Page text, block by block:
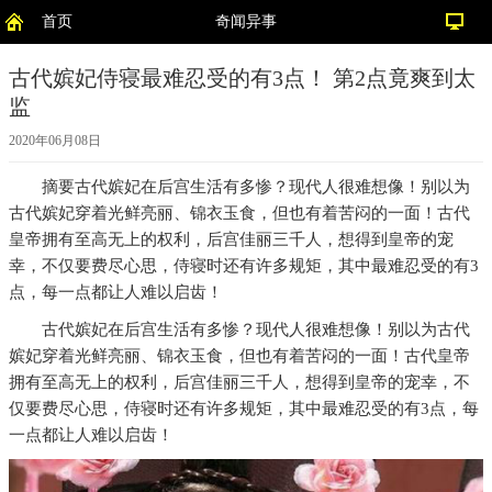
首页 奇闻异事
古代嫔妃侍寝最难忍受的有3点！ 第2点竟爽到太
监
2020年06月08日
摘要古代嫔妃在后宫生活有多惨？现代人很难想像！别以为
古代嫔妃穿着光鲜亮丽、锦衣玉食，但也有着苦闷的一面！古代
皇帝拥有至高无上的权利，后宫佳丽三千人，想得到皇帝的宠
幸，不仅要费尽心思，侍寝时还有许多规矩，其中最难忍受的有3
点，每一点都让人难以启齿！
古代嫔妃在后宫生活有多惨？现代人很难想像！别以为古代
嫔妃穿着光鲜亮丽、锦衣玉食，但也有着苦闷的一面！古代皇帝
拥有至高无上的权利，后宫佳丽三千人，想得到皇帝的宠幸，不
仅要费尽心思，侍寝时还有许多规矩，其中最难忍受的有3点，每
一点都让人难以启齿！